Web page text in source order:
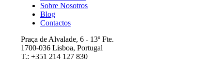
Sobre Nosotros
Blog
Contactos
Praça de Alvalade, 6 - 13º Fte.
1700-036 Lisboa, Portugal
T.: +351 214 127 830